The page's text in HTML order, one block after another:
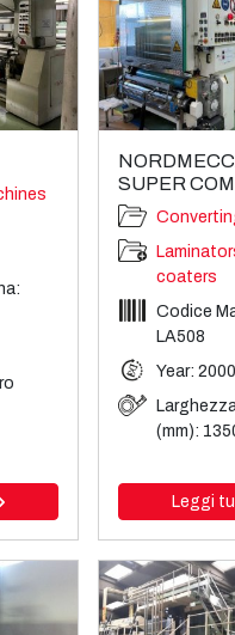
SUPER
coaters
Codice
LA508
Year: 2000
(mm):
Leggi